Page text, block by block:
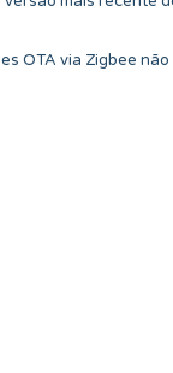
OTA via Zigbee não